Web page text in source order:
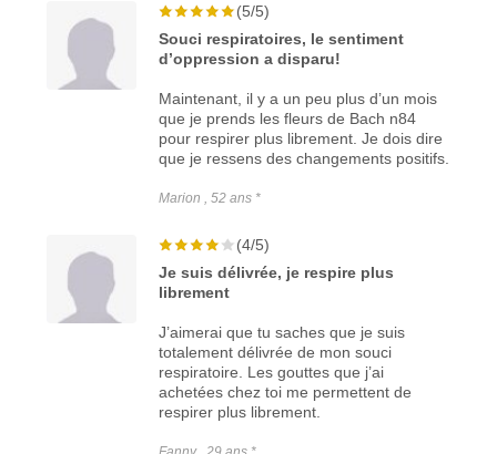
(5/5)
Souci respiratoires, le sentiment
d’oppression a disparu!
Maintenant, il y a un peu plus d’un mois
que je prends les fleurs de Bach n84
pour respirer plus librement. Je dois dire
que je ressens des changements positifs.
Marion , 52 ans *
(4/5)
Je suis délivrée, je respire plus
librement
J’aimerai que tu saches que je suis
totalement délivrée de mon souci
respiratoire. Les gouttes que j’ai
achetées chez toi me permettent de
respirer plus librement.